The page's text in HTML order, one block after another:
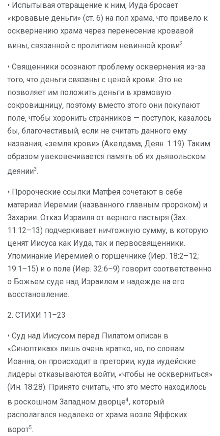
• Испытывая отвращение к ним, Иуда бросает
«кровавые деньги» (ст. 6) на пол храма, что привело к
осквернению храма через перенесение кровавой
вины, связанной с пролитием невинной крови2.
• Священники осознают проблему осквернения из-за
того, что деньги связаны с ценой крови. Это не
позволяет им положить деньги в храмовую
сокровищницу, поэтому вместо этого они покупают
поле, чтобы хоронить странников — поступок, казалось
бы, благочестивый, если не считать данного ему
названия, «земля крови» (Акелдама, Деян. 1:19). Таким
образом увековечивается память об их дьявольском
деянии3.
• Пророческие ссылки Матфея сочетают в себе
материал Иеремии (названного главным пророком) и
Захарии. Отказ Израиля от верного пастыря (Зах.
11:12–13) подчеркивает ничтожную сумму, в которую
ценят Иисуса как Иуда, так и первосвященники.
Упоминание Иеремией о горшечнике (Иер. 18:2–12;
19:1–15) и о поле (Иер. 32:6–9) говорит соответственно
о Божьем суде над Израилем и надежде на его
восстановление.
2. СТИХИ 11–23
• Суд над Иисусом перед Пилатом описан в
«Синоптиках» лишь очень кратко, но, по словам
Иоанна, он происходит в претории, куда иудейские
лидеры отказываются войти, «чтобы не оскверниться»
(Ин. 18:28). Принято считать, что это место находилось
в роскошном Западном дворце4, который
располагался недалеко от храма возле Яффских
ворот5.